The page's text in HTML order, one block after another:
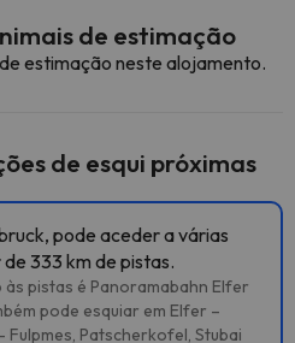
de estimação
estimação neste alojamento.
de esqui próximas
pode aceder a várias
333 km de pistas.
pistas é Panoramabahn Elfer
pode esquiar em Elfer –
Patscherkofel, Stubai